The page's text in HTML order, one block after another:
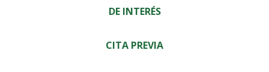
DE INTERÉS
CITA PREVIA